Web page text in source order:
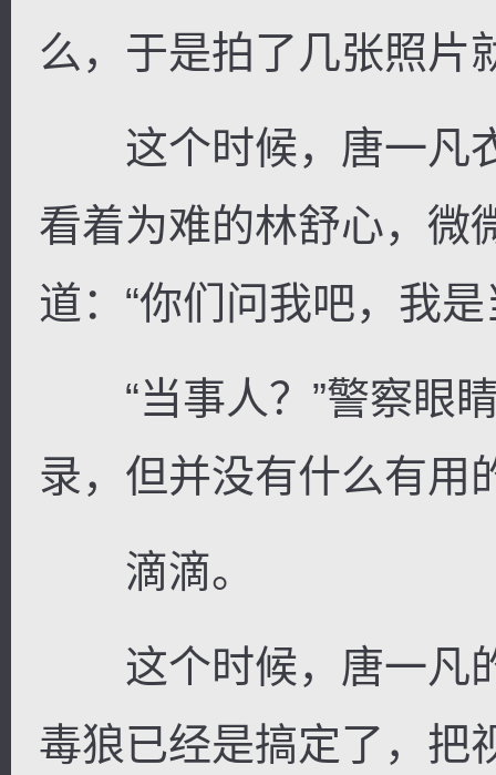
么，于是拍了几张照片
这个时候，唐一凡
看着为难的林舒心，微
道：“你们问我吧，我是
“当事人？”警察眼睛
录，但并没有什么有用
滴滴。
这个时候，唐一凡
毒狼已经是搞定了，把